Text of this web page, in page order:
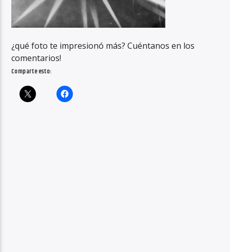
¿qué foto te impresionó más? Cuéntanos en los
comentarios!
Comparte esto: